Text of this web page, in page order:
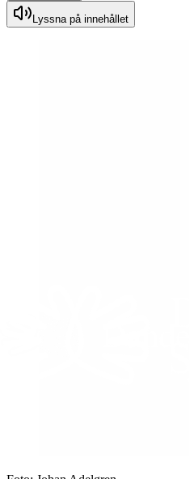
Lyssna på innehållet